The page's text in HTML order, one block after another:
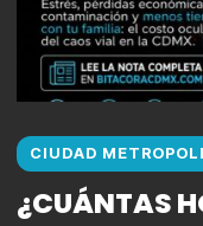
CIUDAD METROPOLI
¿CUÁNTAS